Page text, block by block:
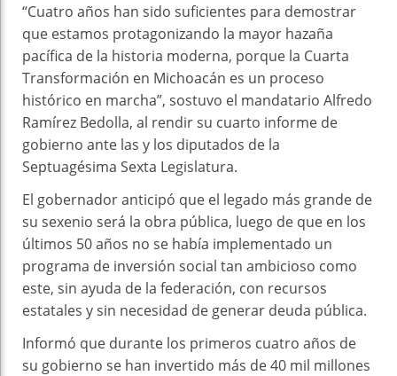
“Cuatro años han sido suficientes para demostrar
que estamos protagonizando la mayor hazaña
pacífica de la historia moderna, porque la Cuarta
Transformación en Michoacán es un proceso
histórico en marcha”, sostuvo el mandatario Alfredo
Ramírez Bedolla, al rendir su cuarto informe de
gobierno ante las y los diputados de la
Septuagésima Sexta Legislatura.
El gobernador anticipó que el legado más grande de
su sexenio será la obra pública, luego de que en los
últimos 50 años no se había implementado un
programa de inversión social tan ambicioso como
este, sin ayuda de la federación, con recursos
estatales y sin necesidad de generar deuda pública.
Informó que durante los primeros cuatro años de
su gobierno se han invertido más de 40 mil millones